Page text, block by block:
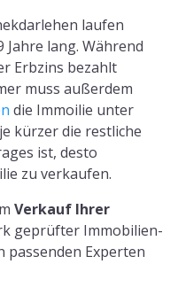
laufen
lang. Während
Erbzins bezahlt
muss außerdem
die Immoilie unter
kürzer die restliche
ist, desto
zu verkaufen.
Verkauf Ihrer
geprüfter Immobilien-
passenden Experten